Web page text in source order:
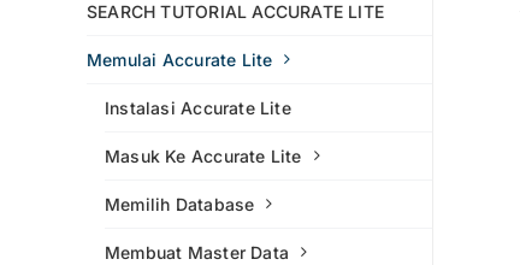
SEARCH TUTORIAL ACCURATE LITE
Memulai Accurate Lite
Instalasi Accurate Lite
Masuk Ke Accurate Lite
Memilih Database
Membuat Master Data